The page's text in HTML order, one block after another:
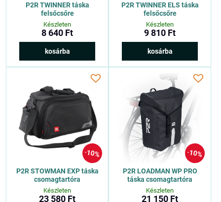
P2R TWINNER táska
felsőcsőre
Készleten
8 640 Ft
kosárba
P2R TWINNER ELS táska
felsőcsőre
Készleten
9 810 Ft
kosárba
10%
P2R STOWMAN EXP táska
csomagtartóra
Készleten
23 580 Ft
10%
P2R LOADMAN WP PRO
táska csomagtartóra
Készleten
21 150 Ft